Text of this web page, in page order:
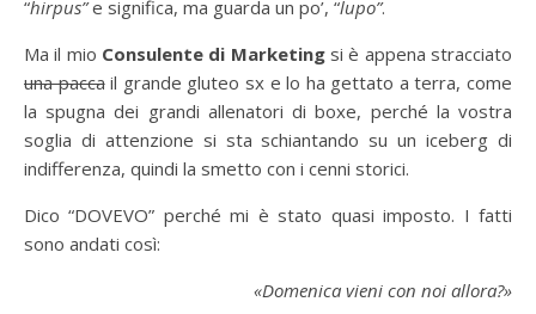
“hirpus”e significa, ma guarda un po’, “lupo”.
Ma il mio Consulente di Marketingsi è appena stracciato
una paccail grande gluteo sx e lo ha gettato a terra, come
la spugna dei grandi allenatori di boxe, perché la vostra
soglia di attenzione si sta schiantando su un iceberg di
indifferenza, quindi la smetto con i cenni storici.
Dico “DOVEVO” perché mi è stato quasi imposto. I fatti
sono andati così:
«Domenica vieni con noi allora?»